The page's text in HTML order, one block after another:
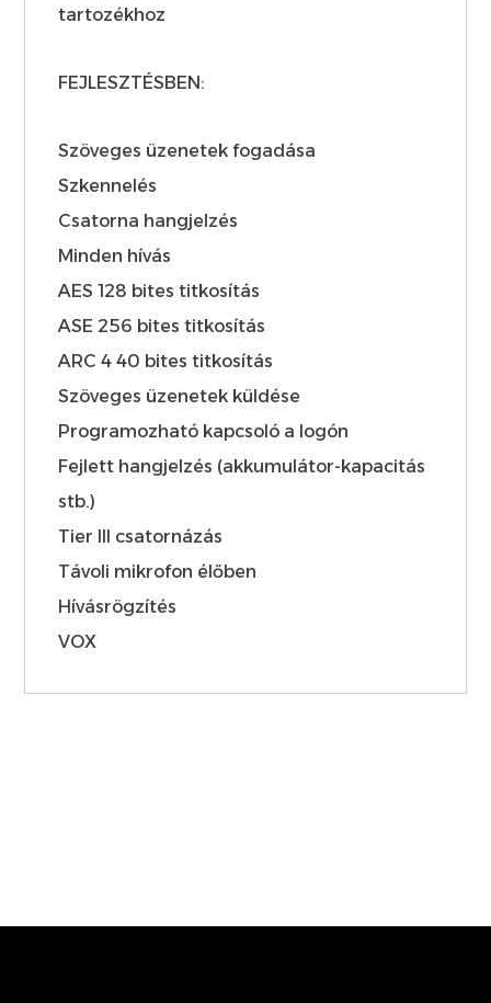
tartozékhoz
FEJLESZTÉSBEN:
Szöveges üzenetek fogadása
Szkennelés
Csatorna hangjelzés
Minden hívás
AES 128 bites titkosítás
ASE 256 bites titkosítás
ARC 4 40 bites titkosítás
Szöveges üzenetek küldése
Programozható kapcsoló a logón
Fejlett hangjelzés (akkumulátor-kapacitás
stb.)
Tier III csatornázás
Távoli mikrofon élőben
Hívásrögzítés
VOX